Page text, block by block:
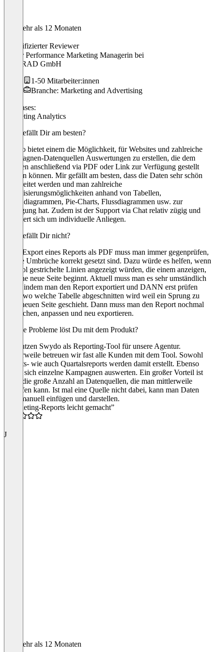
Vor mehr als 12 Monaten
Verifizierter Reviewer
Senior Performance Marketing Managerin bei
247GRAD GmbH
1-50 Mitarbeiter:innen
Branche: Marketing and Advertising
Use cases:
Marketing Analytics
Was gefällt Dir am besten?
Swydo bietet einem die Möglichkeit, für Websites und zahlreiche
Kampagnen-Datenquellen Auswertungen zu erstellen, die dem
Kunden anschließend via PDF oder Link zur Verfügung gestellt
werden können. Mir gefällt am besten, dass die Daten sehr schön
aufbereitet werden und man zahlreiche
Visualisierungsmöglichkeiten anhand von Tabellen,
Liniendiagrammen, Pie-Charts, Flussdiagrammen usw. zur
Verfügung hat. Zudem ist der Support via Chat relativ zügig und
kümmert sich um individuelle Anliegen.
Was gefällt Dir nicht?
Beim Export eines Reports als PDF muss man immer gegenprüfen,
ob alle Umbrüche korrekt gesetzt sind. Dazu würde es helfen, wenn
im Tool gestrichelte Linien angezeigt würden, die einem anzeigen,
wo eine neue Seite beginnt. Aktuell muss man es sehr umständlich
lösen, indem man den Report exportiert und DANN erst prüfen
kann, wo welche Tabelle abgeschnitten wird weil ein Sprung zu
einer neuen Seite geschieht. Dann muss man den Report nochmal
aufmachen, anpassen und neu exportieren.
Welche Probleme löst Du mit dem Produkt?
Wir nutzen Swydo als Reporting-Tool für unsere Agentur.
Mittlerweile betreuen wir fast alle Kunden mit dem Tool. Sowohl
Monats- wie auch Quartalsreports werden damit erstellt. Ebenso
lassen sich einzelne Kampagnen auswerten. Ein großer Vorteil ist
dabei die große Anzahl an Datenquellen, die man mittlerweile
anzapfen kann. Ist mal eine Quelle nicht dabei, kann man Daten
auch manuell einfügen und darstellen.
“Marketing-Reports leicht gemacht”
J
Vor mehr als 12 Monaten